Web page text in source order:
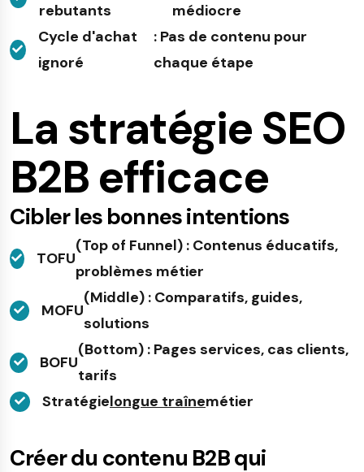
rebutants
médiocre
Cycle d'achat
ignoré
: Pas de contenu pour
chaque étape
La stratégie SEO
B2B efficace
Cibler les bonnes intentions
TOFU
(Top of Funnel) : Contenus éducatifs,
problèmes métier
MOFU
(Middle) : Comparatifs, guides,
solutions
BOFU
(Bottom) : Pages services, cas clients,
tarifs
Stratégielongue traînemétier
Créer du contenu B2B qui